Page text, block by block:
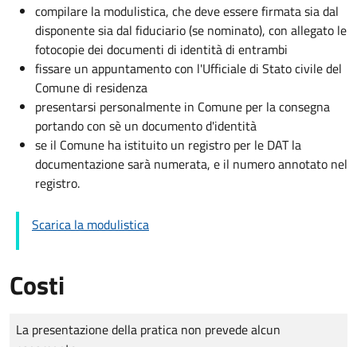
compilare la modulistica, che deve essere firmata sia dal
disponente sia dal fiduciario (se nominato), con allegato le
fotocopie dei documenti di identità di entrambi
fissare un appuntamento con l'Ufficiale di Stato civile del
Comune di residenza
presentarsi personalmente in Comune per la consegna
portando con sè un documento d'identità
se il Comune ha istituito un registro per le DAT la
documentazione sarà numerata, e il numero annotato nel
registro.
Scarica la modulistica
Costi
Tipo di pagamento
Importo
La presentazione della pratica non prevede alcun